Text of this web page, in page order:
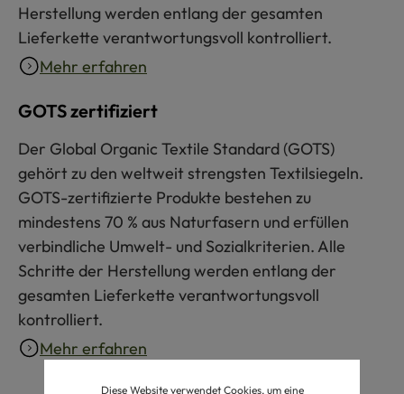
Herstellung werden entlang der gesamten
Lieferkette verantwortungsvoll kontrolliert.
Mehr erfahren
GOTS zertifiziert
Der Global Organic Textile Standard (GOTS)
gehört zu den weltweit strengsten Textilsiegeln.
GOTS-zertifizierte Produkte bestehen zu
mindestens 70 % aus Naturfasern und erfüllen
verbindliche Umwelt- und Sozialkriterien. Alle
Schritte der Herstellung werden entlang der
gesamten Lieferkette verantwortungsvoll
kontrolliert.
Mehr erfahren
Diese Website verwendet Cookies, um eine